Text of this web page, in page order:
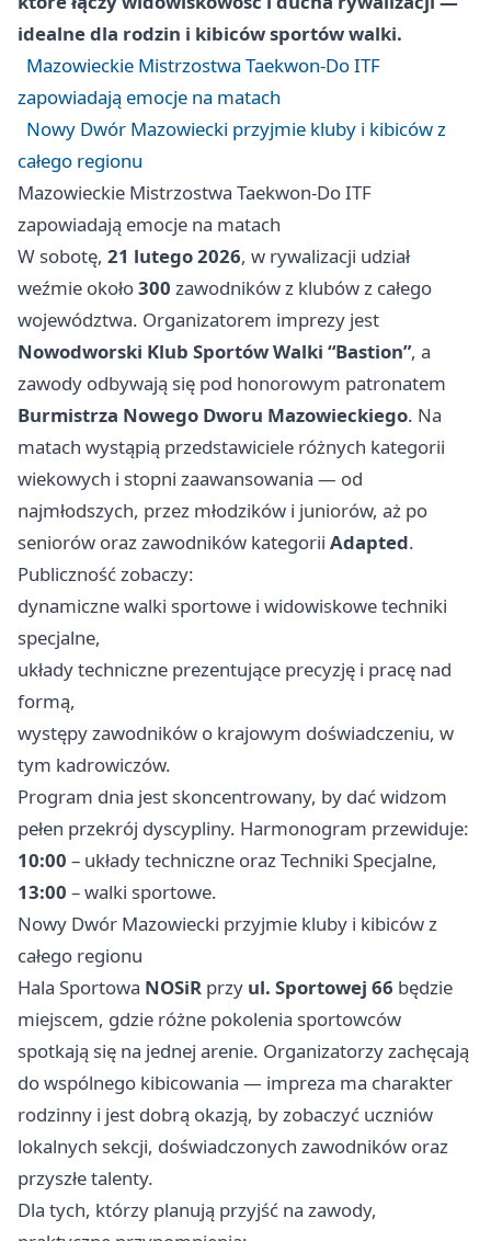
idealne dla rodzin i kibiców sportów walki.
Mazowieckie Mistrzostwa Taekwon-Do ITF
zapowiadają emocje na matach
Nowy Dwór Mazowiecki przyjmie kluby i kibiców z
całego regionu
Mazowieckie Mistrzostwa Taekwon-Do ITF
zapowiadają emocje na matach
W sobotę, 21 lutego 2026, w rywalizacji udział
weźmie około300 zawodników z klubów z całego
województwa. Organizatorem imprezy jest
Nowodworski Klub Sportów Walki “Bastion”, a
zawody odbywają się pod honorowym patronatem
Burmistrza Nowego Dworu Mazowieckiego. Na
matach wystąpią przedstawiciele różnych kategorii
wiekowych i stopni zaawansowania — od
najmłodszych, przez młodzików i juniorów, aż po
seniorów oraz zawodników kategorii Adapted.
Publiczność zobaczy:
dynamiczne walki sportowe i widowiskowe techniki
specjalne,
układy techniczne prezentujące precyzję i pracę nad
formą,
występy zawodników o krajowym doświadczeniu, w
tym kadrowiczów.
Program dnia jest skoncentrowany, by dać widzom
pełen przekrój dyscypliny. Harmonogram przewiduje:
10:00 – układy techniczne oraz Techniki Specjalne,
13:00 – walki sportowe.
Nowy Dwór Mazowiecki przyjmie kluby i kibiców z
całego regionu
Hala Sportowa NOSiR przy ul. Sportowej 66 będzie
miejscem, gdzie różne pokolenia sportowców
spotkają się na jednej arenie. Organizatorzy zachęcają
do wspólnego kibicowania — impreza ma charakter
rodzinny i jest dobrą okazją, by zobaczyć uczniów
lokalnych sekcji, doświadczonych zawodników oraz
przyszłe talenty.
Dla tych, którzy planują przyjść na zawody,